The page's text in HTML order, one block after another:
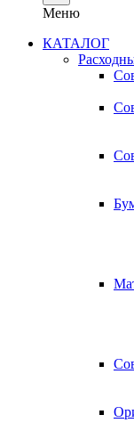
Меню
КАТАЛОГ